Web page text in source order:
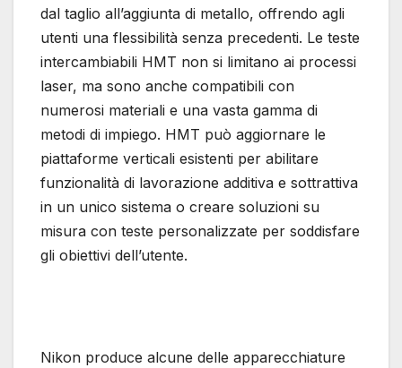
dal taglio all’aggiunta di metallo, offrendo agli
utenti una flessibilità senza precedenti. Le teste
intercambiabili HMT non si limitano ai processi
laser, ma sono anche compatibili con
numerosi materiali e una vasta gamma di
metodi di impiego. HMT può aggiornare le
piattaforme verticali esistenti per abilitare
funzionalità di lavorazione additiva e sottrattiva
in un unico sistema o creare soluzioni su
misura con teste personalizzate per soddisfare
gli obiettivi dell’utente.
Nikon produce alcune delle apparecchiature